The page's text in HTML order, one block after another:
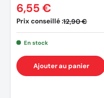
Prix conseillé :12,90 €
6,55 €
En stock
Ajouter au panier